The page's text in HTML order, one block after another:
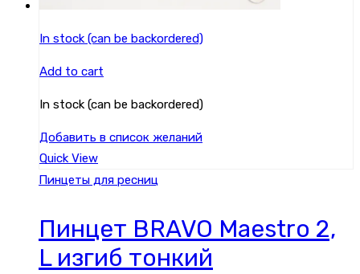
In stock (can be backordered)
Add to cart
In stock (can be backordered)
Добавить в список желаний
Quick View
Пинцеты для ресниц
Пинцет BRAVO Maestro 2,
L изгиб тонкий